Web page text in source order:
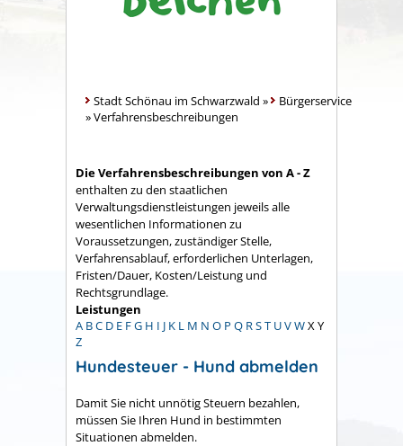
Stadt Schönau im Schwarzwald »
Bürgerservice
»Verfahrensbeschreibungen
Die Verfahrensbeschreibungen von A - Z
enthalten zu den staatlichen
Verwaltungsdienstleistungen jeweils alle
wesentlichen Informationen zu
Voraussetzungen, zuständiger Stelle,
Verfahrensablauf, erforderlichen Unterlagen,
Fristen/Dauer, Kosten/Leistung und
Rechtsgrundlage.
Leistungen
A BC D E FG H I J K L M N O P Q RST UVWX Y
Z
Hundesteuer - Hund abmelden
Damit Sie nicht unnötig Steuern bezahlen,
müssen Sie Ihren Hund in bestimmten
Situationen abmelden.